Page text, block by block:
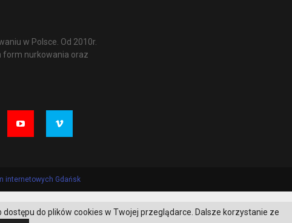
w Polsce. Od 2010r.
form nurkowania oraz
internetowych Gdańsk
do plików cookies w Twojej przeglądarce. Dalsze korzystanie ze